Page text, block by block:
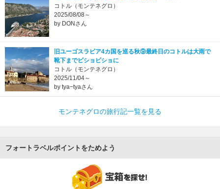
コトル（モンテネグロ）
2025/08/08～
by DONさん
旧ユーゴスラビア4カ国を巡る秋⑨最終日のコトルは大雨で
靴下までビショビショに
コトル（モンテネグロ）
2025/11/04～
by tya−tyaさん
モンテネグロの旅行記一覧を見る
フォートラベルポイントをためよう